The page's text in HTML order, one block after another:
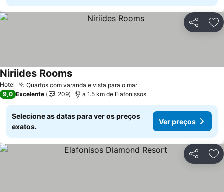
Partilhar
Hotel Quartos com varanda e vista para o marVer preços
Niriides RoomsVer preços
9,0 Excelente 209 a 1.5 km de Elafonissos
Selecione as datas para ver os preços
exatos.
Ver preços
Partilhar